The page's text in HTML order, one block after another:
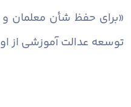
«برای حفظ شأن معلمان
توسعه عدالت آموزشی از